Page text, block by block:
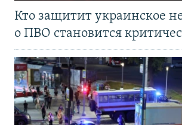
Кто защитит украинское
о ПВО становится